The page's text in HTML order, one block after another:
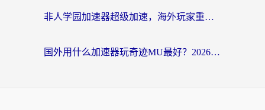
非人学园加速器超级加速，海外玩家重返国服的通行证
国外用什么加速器玩奇迹MU最好？2026海外玩家国服游戏加速全攻略